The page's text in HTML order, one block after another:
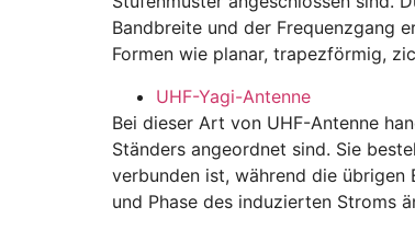
Bandbreite und der Frequenzgang
Formen wie planar, trapezförmig,
UHF-Yagi-Antenne
Bei dieser Art von UHF-Antenne
Ständers angeordnet sind. Sie
verbunden ist, während die
und Phase des induzierten Stroms